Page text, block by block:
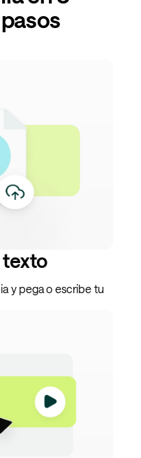
texto
y pega o escribe tu